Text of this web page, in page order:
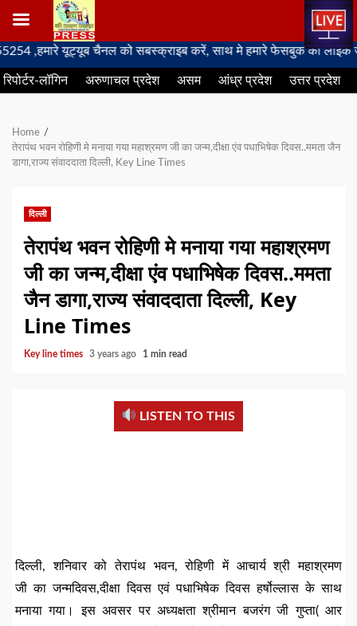
Skip
to
content
यूट्यूब चैनल को सबस्क्राइब करें, साथ मे हमारे फेसबुक को लाइक जरूर करें
रिपोर्टर-लॉगिन अरुणाचल प्रदेश असम आंध्र प्रदेश उत्तर प्रदेश
Home
तेरापंथ भवन रोहिणी मे मनाया गया महाश्रमण जी का जन्म,दीक्षा एंव पधाभिषेक दिवस..ममता जैन
डागा,राज्य संवाददाता दिल्ली, Key Line Times
दिल्ली
तेरापंथ भवन रोहिणी मे मनाया गया महाश्रमण
जी का जन्म,दीक्षा एंव पधाभिषेक दिवस..ममता
जैन डागा,राज्य संवाददाता दिल्ली, Key
Line Times
Key line times 3 years ago 1 min read
LISTEN TO THIS
दिल्ली, शनिवार को तेरापंथ भवन, रोहिणी में आचार्य श्री महाश्रमण
जी का जन्मदिवस,दीक्षा दिवस एवं पधाभिषेक दिवस हर्षोल्लास के साथ
मनाया गया। इस अवसर पर अध्यक्षता श्रीमान बजरंग जी गुप्ता( आर